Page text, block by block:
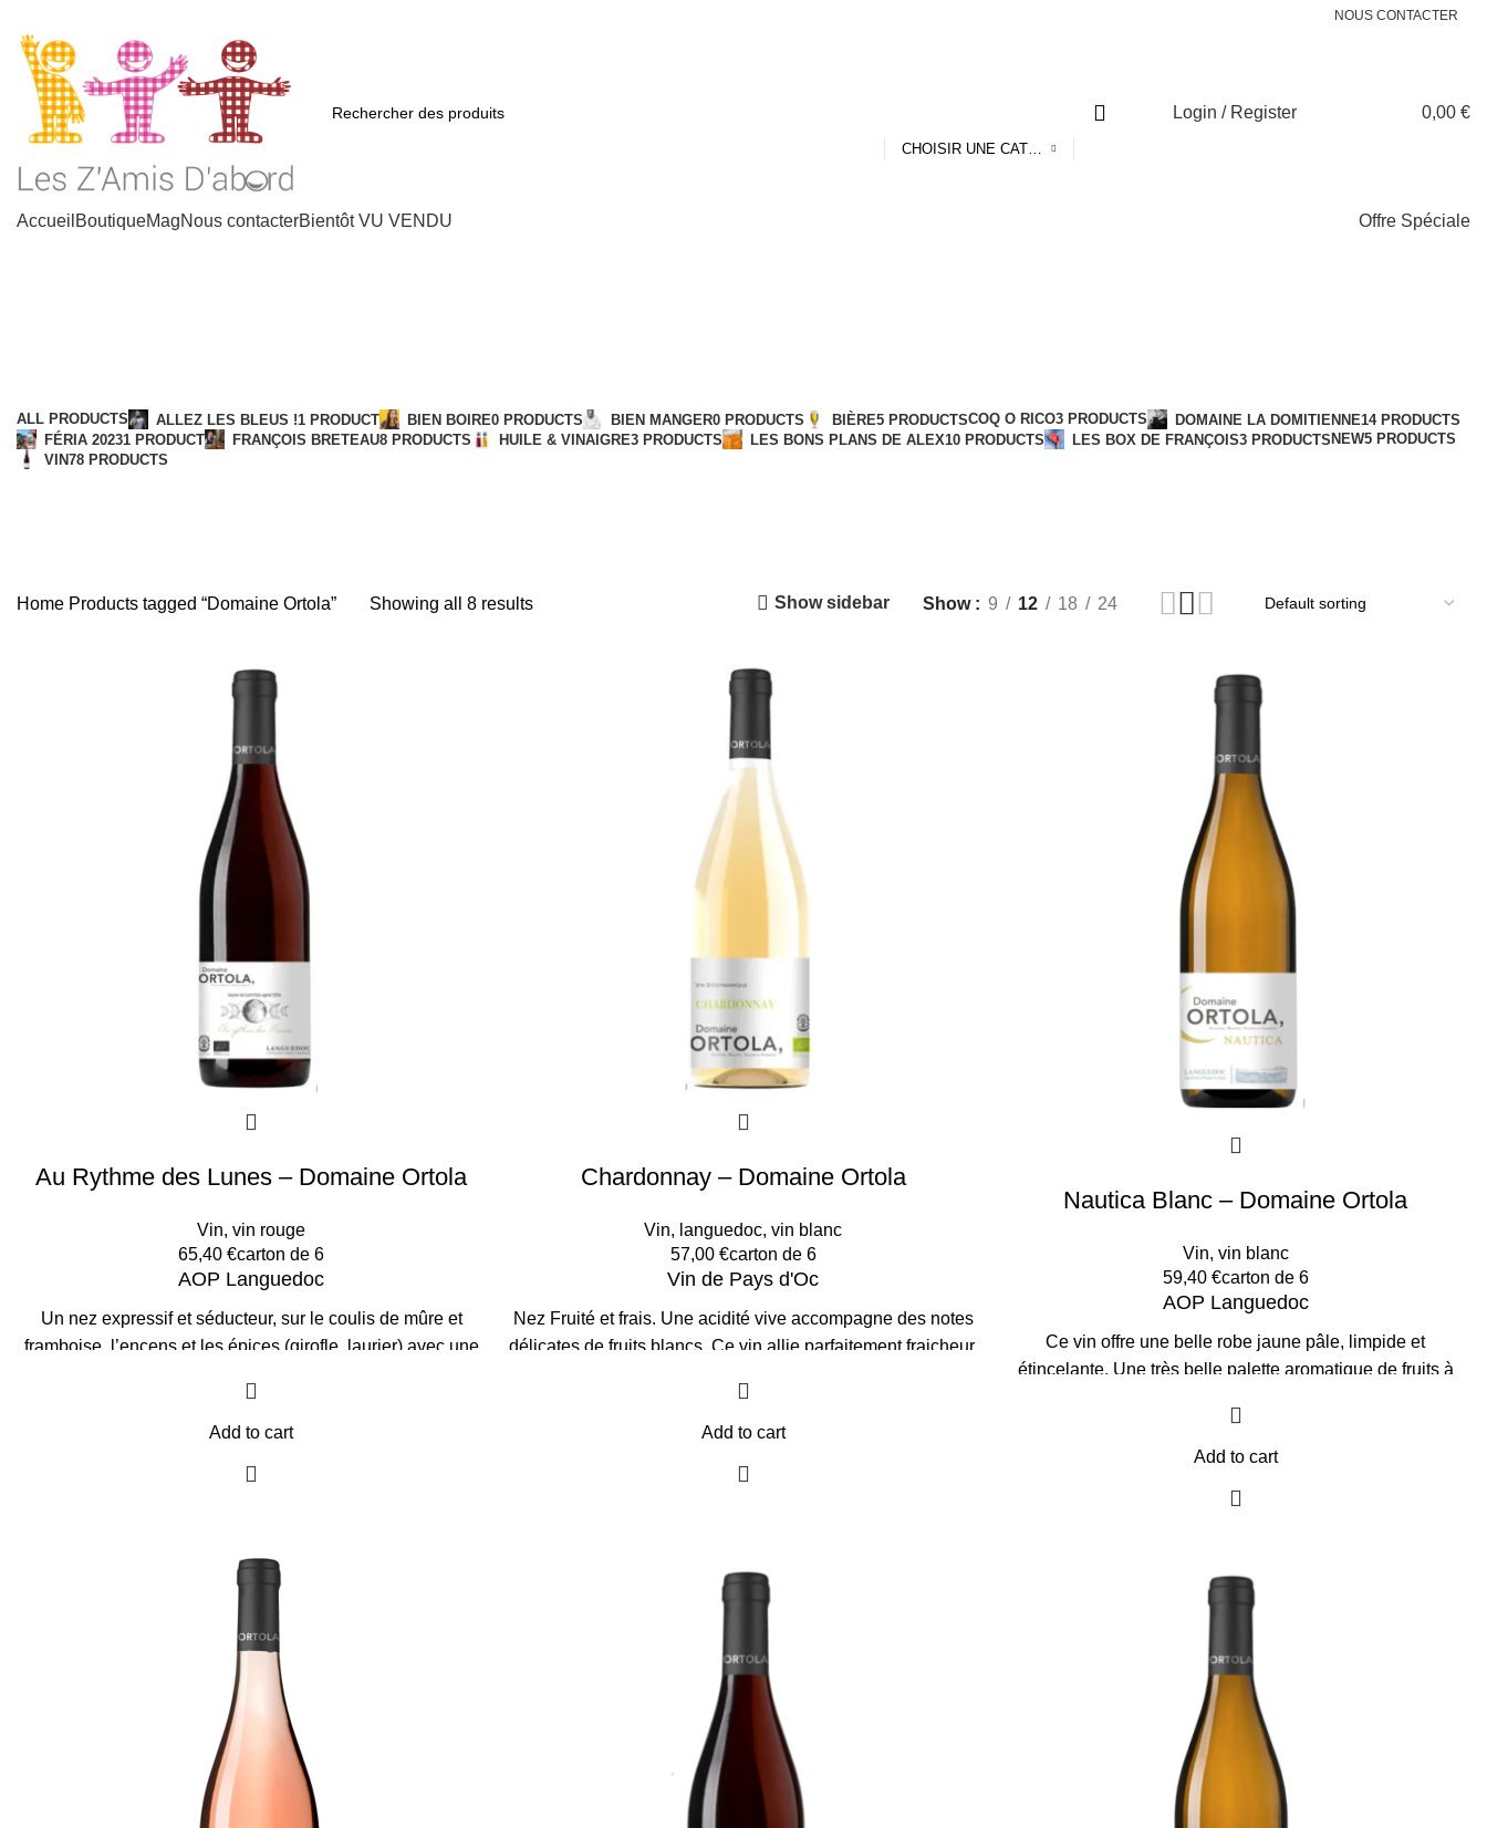
NOUS CONTACTER
CHOISIR UNE CATÉGORIE
Login / Register 0,00 €
Accueil BoutiqueMagNous contacterBientôt VU VENDU Offre Spéciale
ALL PRODUCTS ALLEZ LES BLEUS !1 PRODUCT BIEN BOIRE0 PRODUCTS BIEN MANGER0 PRODUCTS BIÈRE5 PRODUCTSCOQ O RICO3 PRODUCTS DOMAINE LA DOMITIENNE14 PRODUCTS
FÉRIA 20231 PRODUCT FRANÇOIS BRETEAU8 PRODUCTS HUILE & VINAIGRE3 PRODUCTS LES BONS PLANS DE ALEX10 PRODUCTS LES BOX DE FRANÇOIS3 PRODUCTS NEW5 PRODUCTS
VIN78 PRODUCTS
Home Products tagged “Domaine Ortola” Showing all 8 results Show sidebar Show 9 12 18 24
Au Rythme des Lunes – Domaine Ortola
Vin,vin rouge
65,40€carton de 6
AOP Languedoc
Un nez expressif et séducteur, sur le coulis de mûre et
framboise, l’encens et les épices (girofle, laurier) avec une
belle ampleur, avec une matière dense et veloutée qui vous
nappe généreusement tout le palais.
L'Abus d'alcool est dangereux pour
Add to cart
Chardonnay – Domaine Ortola
Vin, languedoc,vin blanc
57,00 €carton de 6
Vin de Pays d'Oc
Nez Fruité et frais. Une acidité vive accompagne des notes
délicates de fruits blancs. Ce vin allie parfaitement fraicheur,
L'Abus d'alcool est dangereux
pour la santé, à consommer avec modération.
Add to cart
Nautica Blanc – Domaine Ortola
Vin, vin blanc
59,40 €carton de 6
AOP Languedoc
Ce vin offre une belle robe jaune pâle, limpide et
étincelante. Une très belle palette aromatique de fruits à
ample et fraîche offre un bel équilibre sur le gras,
discrètement boisée. Finale sur une note grillée de noisette.
L'Abus d'alcool est dangereux
Add to cart